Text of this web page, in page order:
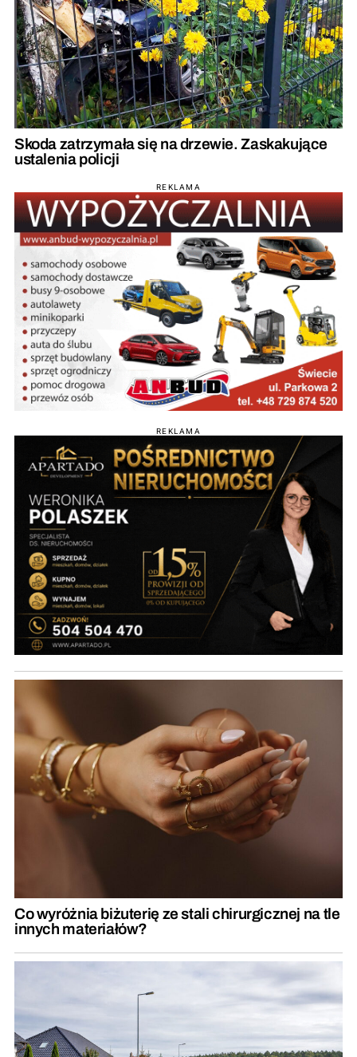
Skoda zatrzymała się na drzewie. Zaskakujące
ustalenia policji
REKLAMA
REKLAMA
Co wyróżnia biżuterię ze stali chirurgicznej na tle
innych materiałów?